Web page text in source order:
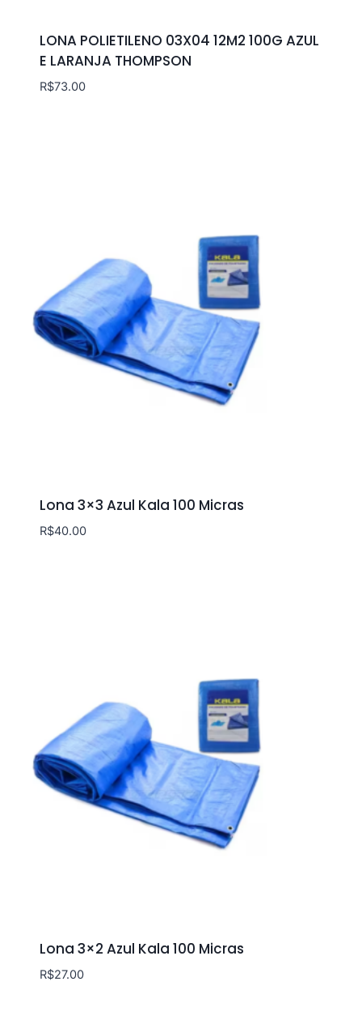
LONA POLIETILENO 03X04 12M2 100G AZUL
E LARANJA THOMPSON
R$73.00
Lona 3×3 Azul Kala 100 Micras
R$40.00
Lona 3×2 Azul Kala 100 Micras
R$27.00